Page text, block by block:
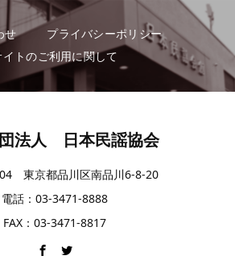
せ
プライバシーポリシー
イトのご利用に関して
法人 日本民謡協会
東京都品川区南品川6-8-20
電話：03-3471-8888
FAX：03-3471-8817